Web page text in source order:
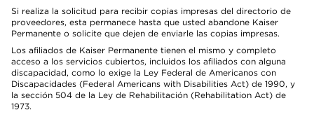
Si realiza la solicitud para recibir copias impresas del directorio de
proveedores, esta permanece hasta que usted abandone Kaiser
Permanente o solicite que dejen de enviarle las copias impresas.
Los afiliados de Kaiser Permanente tienen el mismo y completo
acceso a los servicios cubiertos, incluidos los afiliados con alguna
discapacidad, como lo exige la Ley Federal de Americanos con
Discapacidades (Federal Americans with Disabilities Act) de 1990, y
la sección 504 de la Ley de Rehabilitación (Rehabilitation Act) de
1973.